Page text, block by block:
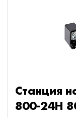
Станция
800-24Н